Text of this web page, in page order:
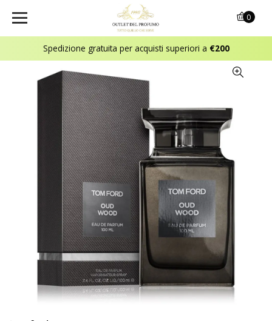
Spedizione gratuita per acquisti superiori a €200
0